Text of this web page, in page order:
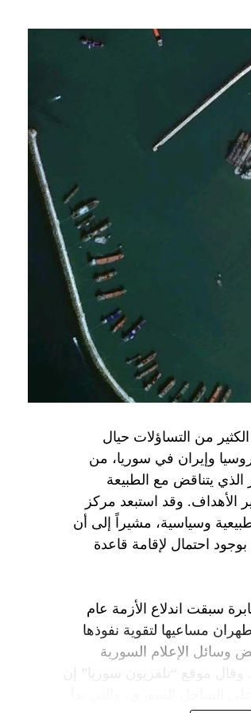
في حديث لـ”سكاي نيوز
الفلسطيني.
على تصورات يوليو.
الحكم.
تمهيدا لإجراء انتخابات بعد ثلاث
لا يريد الإصغاء.
من التساؤلات حيال
وإيران في سوريا، من
الذي يتناقض مع الطبيعة
الأهداف. وقد استبعد مركز
وسياسية، مشيراً إلى أن
احتمال لإقامة قاعدة
سبقت اندلاع الأزمة عام
مساعيها لتقوية نفوذها
وسائل الإعلام السورية
موقع “تلفزيون سوريا” إن